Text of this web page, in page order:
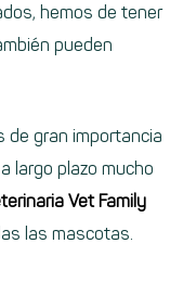
hemos de tener
pueden
gran importancia
largo plazo mucho
Vet Family
las mascotas.